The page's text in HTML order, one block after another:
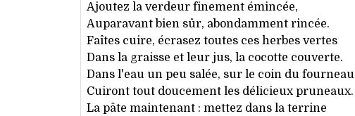
Ajoutez la verdeur finement émincée,
Auparavant bien sûr, abondamment rincée.
Faîtes cuire, écrasez toutes ces herbes vertes
Dans la graisse et leur jus, la cocotte couverte.
Dans l'eau un peu salée, sur le coin du fourneau
Cuiront tout doucement les délicieux pruneaux.
La pâte maintenant : mettez dans la terrine